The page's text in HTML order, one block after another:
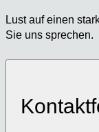
Lust auf einen
Sie uns spre­chen.